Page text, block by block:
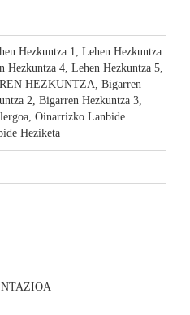
Hezkuntza 1, Lehen Hezkuntza
Hezkuntza 4, Lehen Hezkuntza 5,
HEZKUNTZA, Bigarren
2, Bigarren Hezkuntza 3,
Oinarrizko Lanbide
Heziketa